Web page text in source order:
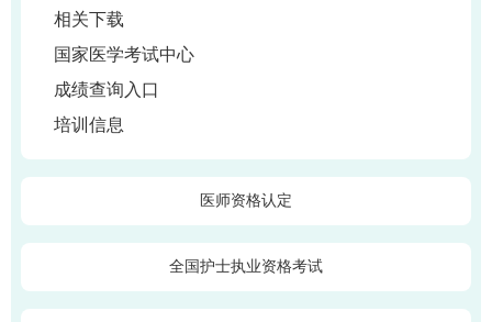
相关下载
国家医学考试中心
成绩查询入口
培训信息
医师资格认定
全国护士执业资格考试